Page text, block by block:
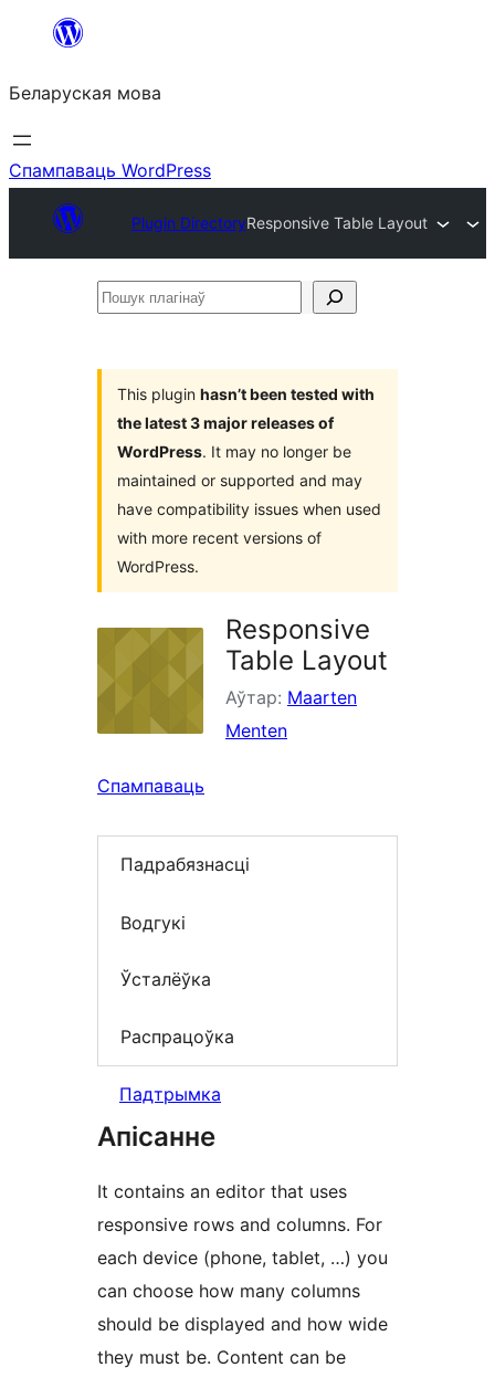
Перайсці
змесціва
Беларуская мова
Спампаваць WordPress
Plugin DirectoryResponsive Table Layout
Пошук
This plugin hasn’t been tested with
the latest 3 major releases of
WordPress. It may no longer be
maintained or supported and may
have compatibility issues when used
with more recent versions of
WordPress.
Responsive
Table Layout
Аўтар: Maarten
Menten
Спампаваць
Падрабязнасці
Водгукі
Ўсталёўка
Распрацоўка
Падтрымка
Апісанне
It contains an editor that uses
responsive rows and columns. For
each device (phone, tablet, …) you
can choose how many columns
should be displayed and how wide
they must be. Content can be